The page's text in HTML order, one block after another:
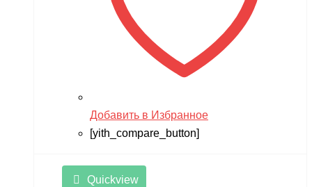
Добавить в Избранное
[yith_compare_button]
Quickview